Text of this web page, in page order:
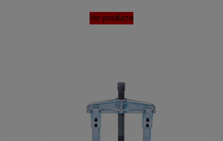
Ver producto